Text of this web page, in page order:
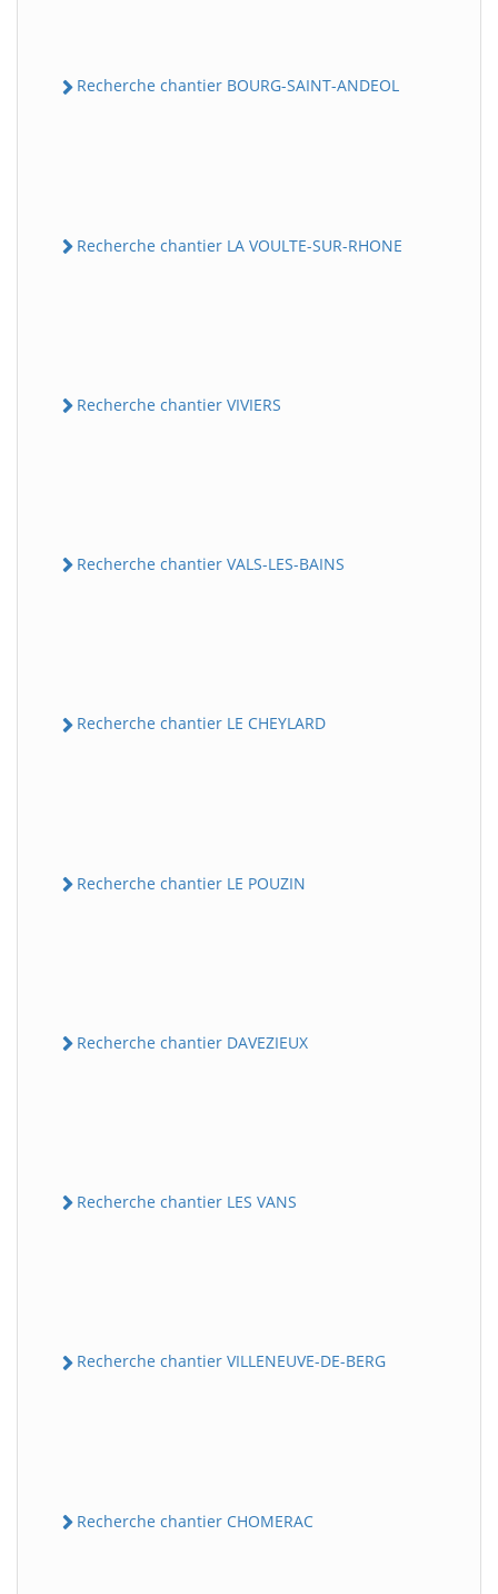
Recherche chantier BOURG-SAINT-ANDEOL
Recherche chantier LA VOULTE-SUR-RHONE
Recherche chantier VIVIERS
Recherche chantier VALS-LES-BAINS
Recherche chantier LE CHEYLARD
Recherche chantier LE POUZIN
Recherche chantier DAVEZIEUX
Recherche chantier LES VANS
Recherche chantier VILLENEUVE-DE-BERG
Recherche chantier CHOMERAC